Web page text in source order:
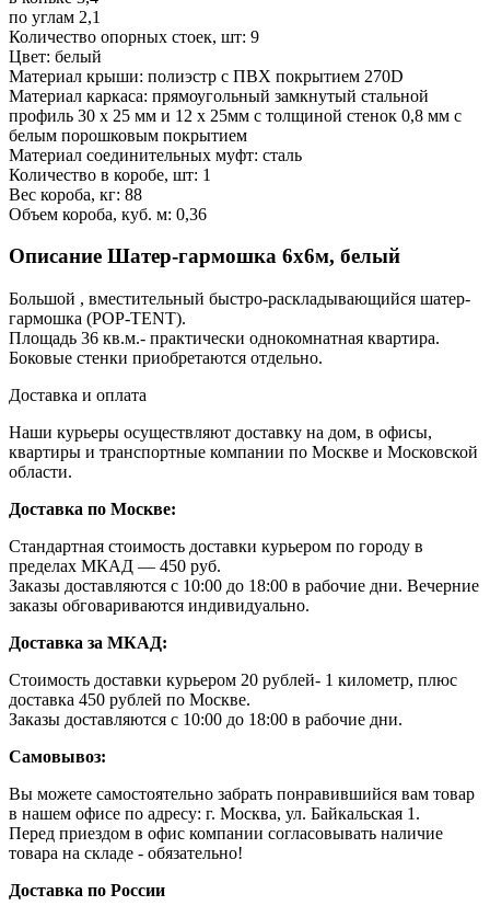
по углам 2,1
Количество опорных стоек, шт: 9
Цвет: белый
Материал крыши: полиэстр с ПВХ покрытием 270D
Материал каркаса: прямоугольный замкнутый стальной
профиль 30 х 25 мм и 12 х 25мм с толщиной стенок 0,8 мм с
белым порошковым покрытием
Материал соединительных муфт: сталь
Количество в коробе, шт: 1
Вес короба, кг: 88
Объем короба, куб. м: 0,36
Описание Шатер-гармошка 6х6м, белый
Большой , вместительный быстро-раскладывающийся шатер-
гармошка (POP-TENT).
Площадь 36 кв.м.- практически однокомнатная квартира.
Боковые стенки приобретаются отдельно.
Доставка и оплата
Наши курьеры осуществляют доставку на дом, в офисы,
квартиры и транспортные компании по Москве и Московской
области.
Доставка по Москве:
Стандартная стоимость доставки курьером по городу в
пределах МКАД — 450 руб.
Заказы доставляются с 10:00 до 18:00 в рабочие дни. Вечерние
заказы обговариваются индивидуально.
Доставка за МКАД:
Стоимость доставки курьером 20 рублей- 1 километр, плюс
доставка 450 рублей по Москве.
Заказы доставляются с 10:00 до 18:00 в рабочие дни.
Самовывоз:
Вы можете самостоятельно забрать понравившийся вам товар
в нашем офисе по адресу: г. Москва, ул. Байкальская 1.
Перед приездом в офис компании согласовывать наличие
товара на складе - обязательно!
Доставка по России